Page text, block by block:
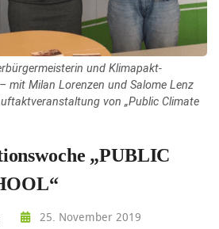
und Klimapakt-
mit Milan Lorenzen und Salome Lenz
von „Public Climate
„PUBLIC
25. November 2019